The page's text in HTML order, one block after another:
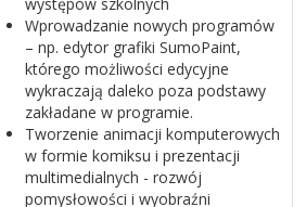
Wprowadzanie nowych programów
– np. edytor grafiki SumoPaint,
którego możliwości edycyjne
wykraczają daleko poza podstawy
zakładane w programie.
Tworzenie animacji komputerowych
w formie komiksu i prezentacji
multimedialnych - rozwój
pomysłowości i wyobraźni